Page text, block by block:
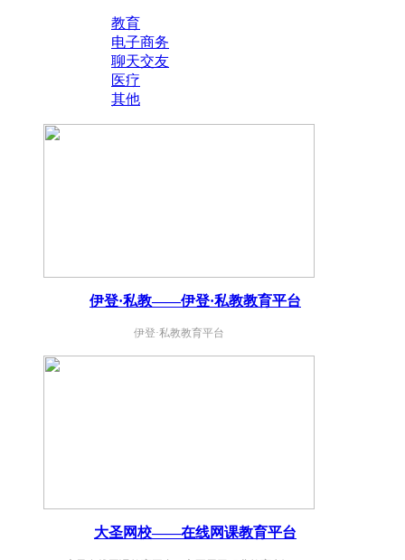
获
取
解
决
方
案
即
获
取
解
决
方
案
路桥
梁和
维护
城市
序。
对办
公业
务所
需的
管理
的就
餐效
率更
快，
翻台
力成
本，
利润
即
获
案
率
依赖
用户
体验
教育
电子商务
聊天交友
医疗
其他
伊登·私教——伊登·私教教育平台
伊登·私教教育平台
大圣网校——在线网课教育平台